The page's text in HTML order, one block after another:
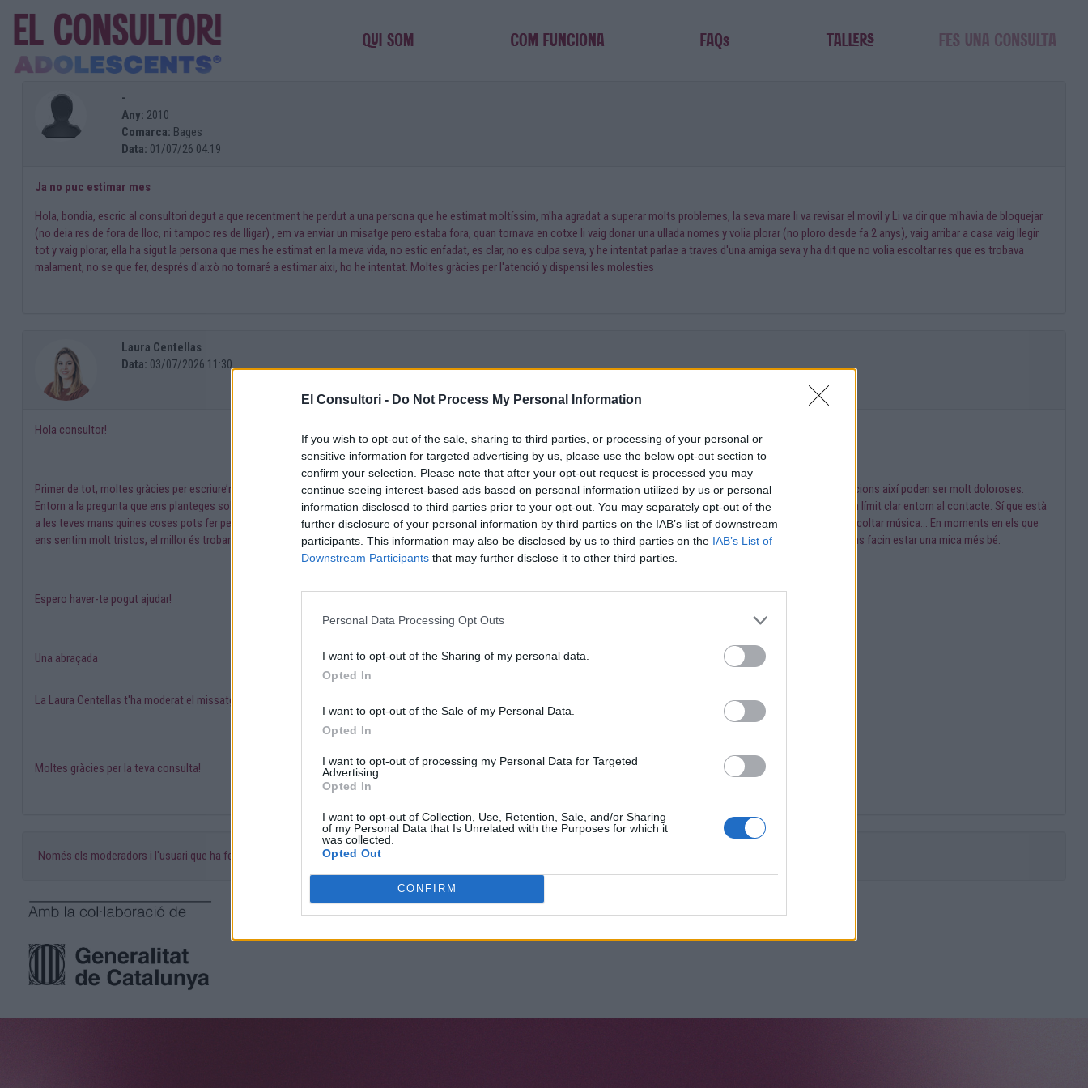
El Consultori - Do Not Process My Personal Information
If you wish to opt-out of the sale, sharing to third parties, or processing of your personal or
sensitive information for targeted advertising by us, please use the below opt-out section to
confirm your selection. Please note that after your opt-out request is processed you may
continue seeing interest-based ads based on personal information utilized by us or personal
information disclosed to third parties prior to your opt-out. You may separately opt-out of the
further disclosure of your personal information by third parties on the IAB’s list of downstream
participants. This information may also be disclosed by us to third parties on the IAB’s List of
Downstream Participants that may further disclose it to other third parties.
Personal Data Processing Opt Outs
I want to opt-out of the Sharing of my personal data.
Opted In
I want to opt-out of the Sale of my Personal Data.
Opted In
I want to opt-out of processing my Personal Data for Targeted
Advertising.
Opted In
I want to opt-out of Collection, Use, Retention, Sale, and/or Sharing
of my Personal Data that Is Unrelated with the Purposes for which it
was collected.
Opted Out
CONFIRM
-
Any: 2010
Comarca: Bages
Data: 01/07/26 04:19
Ja no puc estimar mes
Hola, bondia, escric al consultori degut a que recentment he perdut a una persona que he estimat moltíssim, m'ha agradat a superar molts problemes, la seva mare li va revisar el movil y Li va dir que m'havia de bloquejar
(no deia res de fora de lloc, ni tampoc res de lligar) , em va enviar un misatge pero estaba fora, quan tornava en cotxe li vaig donar una ullada nomes y volia plorar (no ploro desde fa 2 anys), vaig arribar a casa vaig llegir
tot y vaig plorar, ella ha sigut la persona que mes he estimat en la meva vida, no estic enfadat, es clar, no es culpa seva, y he intentat parlae a traves d'una amiga seva y ha dit que no volia escoltar res que es trobava
malament, no se que fer, després d'això no tornaré a estimar aixi, ho he intentat. Moltes gràcies per l'atenció y dispensi les molesties
Laura Centellas
Data: 03/07/2026 11:30
Hola consultor!
Primer de tot, moltes gràcies per escriure’ns! Em sap greu que estiguis en aquesta situació, entenc que és confusa i no saps gaire el per què de tallar amb aquest contacte, situacions així poden ser molt doloroses.
Entorn a la pregunta que ens planteges sobre què fer, penso que el millor és anar a per el que estigui a les teves mans. Ara mateix, parlar amb ella no hi està, ja que està posant un límit clar entorn al contacte. Sí que està
a les teves mans quines coses pots fer per estar més bé tu, quines activitats et fan sentir millor? Se m’acudeixen coses com ara sortir a passejar amb amics, fer esport, llegir, escoltar música... En moments en els que
ens sentim molt tristos, el millor és trobar moments per connectar amb la emoció i permetre’ns-la, buidar i plorar, i també moments per desconnectar una mica i fer coses que ens facin estar una mica més bé.
Espero haver-te pogut ajudar!
Una abraçada
La Laura Centellas t'ha moderat el missatge amb el suport de la
Moltes gràcies per la teva consulta!
Només els moderadors i l'usuari que ha fet la consulta poden publicar-hi respostes.